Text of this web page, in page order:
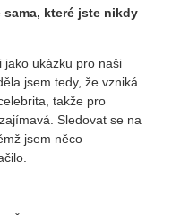
sama, které jste nikdy
jako ukázku pro naši
jsem tedy, že vzniká.
takže pro
Sledovat se na
jsem něco